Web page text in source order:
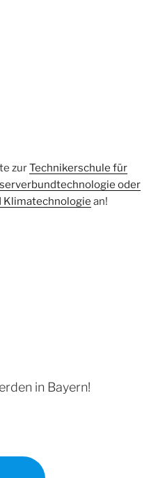
zurTechnikerschule für
oder
Klimatechnologie an!
in Bayern!